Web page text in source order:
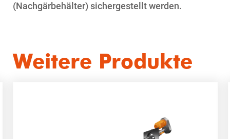
(Nachgärbehälter) sichergestellt werden.
Weitere Produkte